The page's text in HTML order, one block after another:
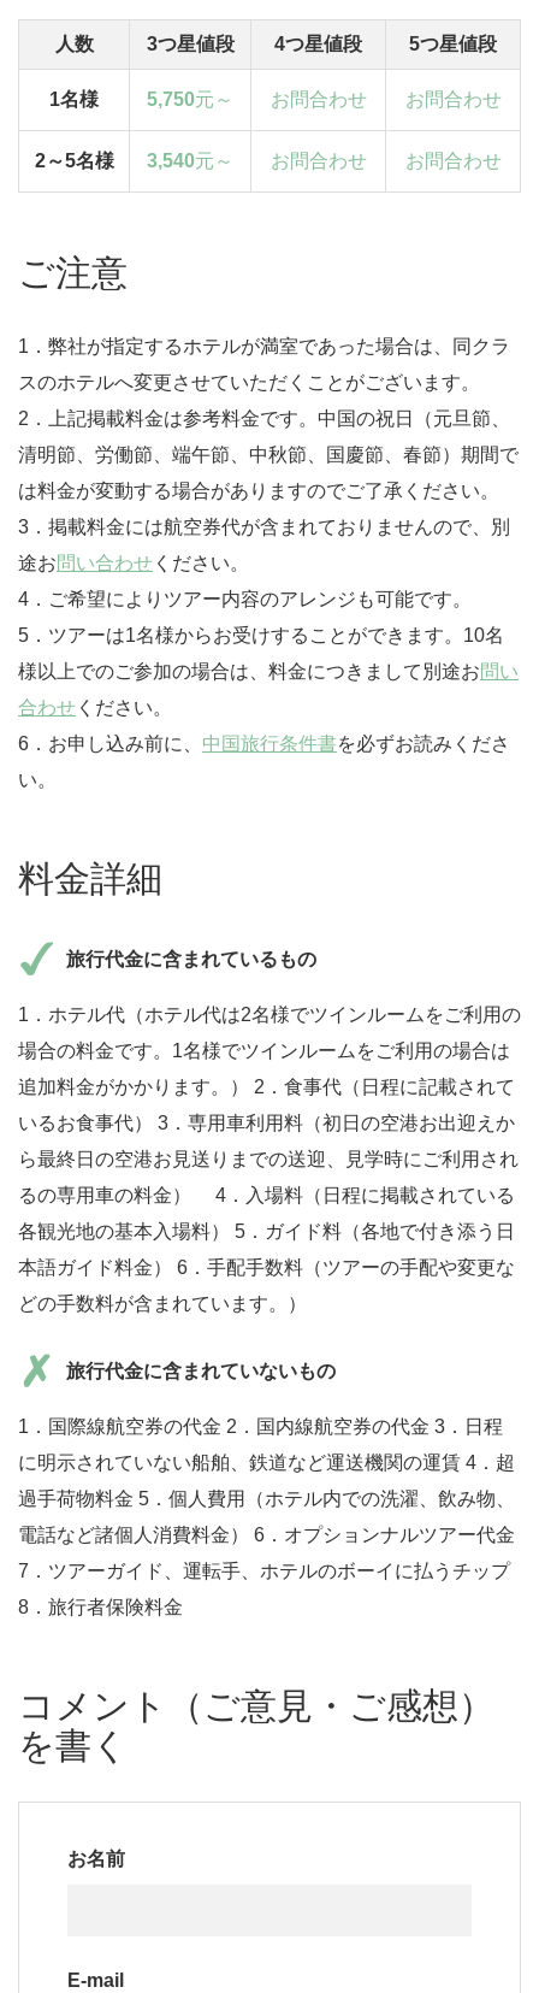
人数 3つ星値段 4つ星値段 5つ星値段
1名様 5,750元～ お問合わせ お問合わせ
2～5名様 3,540元～ お問合わせ お問合わせ
ご注意
1．弊社が指定するホテルが満室であった場合は、同クラ
スのホテルへ変更させていただくことがございます。
2．上記掲載料金は参考料金です。中国の祝日（元旦節、
清明節、労働節、端午節、中秋節、国慶節、春節）期間で
は料金が変動する場合がありますのでご了承ください。
3．掲載料金には航空券代が含まれておりませんので、別
途お問い合わせ ください。
4．ご希望によりツアー内容のアレンジも可能です。
5．ツアーは1名様からお受けすることができます。10名
様以上でのご参加の場合は、料金につきまして別途お問い
合わせ ください。
6．お申し込み前に、 中国旅行条件書を必ずお読みくださ
い。
料金詳細
旅行代金に含まれているもの
1．ホテル代（ホテル代は2名様でツインルームをご利用の
場合の料金です。1名様でツインルームをご利用の場合は
追加料金がかかります。） 2．食事代（日程に記載されて
いるお食事代） 3．専用車利用料（初日の空港お出迎えか
ら最終日の空港お見送りまでの送迎、見学時にご利用され
るの専用車の料金） 4．入場料（日程に掲載されている
各観光地の基本入場料） 5．ガイド料（各地で付き添う日
本語ガイド料金） 6．手配手数料（ツアーの手配や変更な
どの手数料が含まれています。）
旅行代金に含まれていないもの
1．国際線航空券の代金 2．国内線航空券の代金 3．日程
に明示されていない船舶、鉄道など運送機関の運賃 4．超
過手荷物料金 5．個人費用（ホテル内での洗濯、飲み物、
電話など諸個人消費料金） 6．オプションナルツアー代金
7．ツアーガイド、運転手、ホテルのボーイに払うチップ
8．旅行者保険料金
コメント（ご意見・ご感想）
を書く
お名前
E-mail